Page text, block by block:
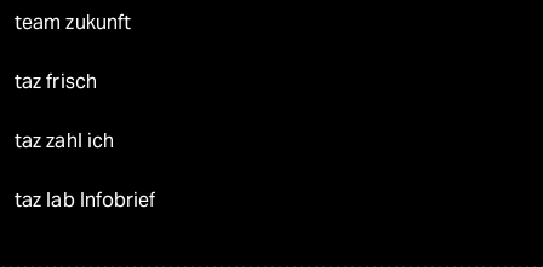
team zukunft
taz frisch
taz zahl ich
taz lab Infobrief